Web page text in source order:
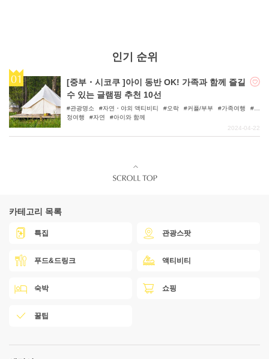
인기 순위
[중부・시코쿠 ]아이 동반 OK! 가족과 함께 즐길
수 있는 글램핑 추천 10선
관광명소 자연・야외 액티비티 오락 커플/부부 가족여행
정여행
자연
아이와 함께
2024-04-22
카테고리 목록
특집 관광스팟
푸드&드링크 액티비티
숙박 쇼핑
꿀팁